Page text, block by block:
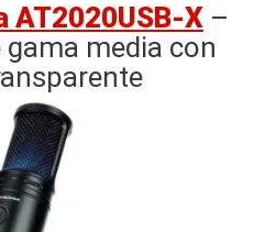
AT2020USB-X –
media con